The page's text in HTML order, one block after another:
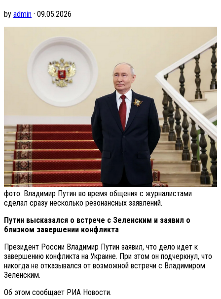
by admin · 09.05.2026
фото: Владимир Путин во время общения с журналистами
сделал сразу несколько резонансных заявлений.
Путин высказался о встрече с Зеленским и заявил о
близком завершении конфликта
Президент России Владимир Путин заявил, что дело идет к
завершению конфликта на Украине. При этом он подчеркнул, что
никогда не отказывался от возможной встречи с Владимиром
Зеленским.
Об этом сообщает РИА Новости.